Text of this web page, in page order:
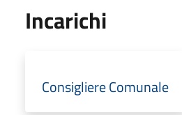
Incarichi
Consigliere Comunale